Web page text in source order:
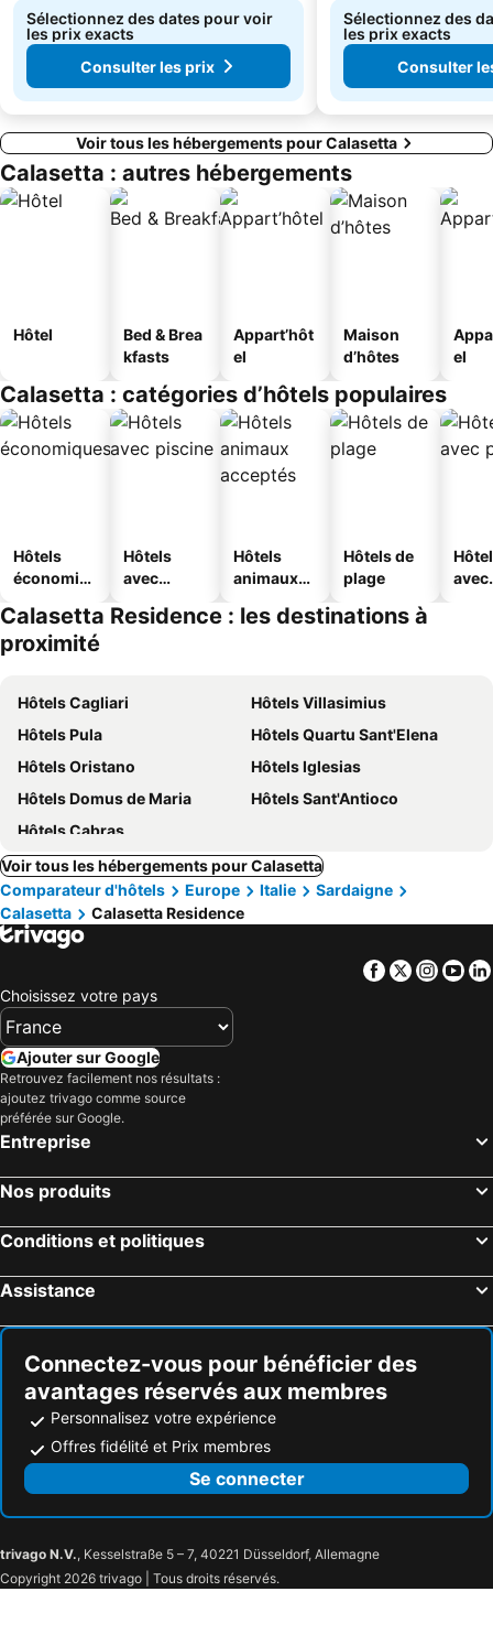
Sélectionnez des dates pour voir
les prix exacts
Consulter les prix
Sélectionnez des
les prix exacts
Consulter
Voir tous les hébergements pour Calasetta
Calasetta : autres hébergements
Hôtel
Bed & Brea
kfasts
Appart’hôt
el
Maison
d’hôtes
el
Calasetta : catégories d’hôtels populaires
Hôtels
économiq
Hôtels
avec
Hôtels
animaux
Hôtels de
plage
avec
Calasetta Residence : les destinations à
proximité
Hôtels Cagliari
Hôtels Villasimius
Hôtels Pula
Hôtels Quartu Sant'Elena
Hôtels Oristano
Hôtels Iglesias
Hôtels Domus de Maria
Hôtels Sant'Antioco
Hôtels Cabras
Voir tous les hébergements pour Calasetta
Comparateur d'hôtels
Europe Italie
Sardaigne
Calasetta
Calasetta Residence
Facebook
Twitter
Choisissez votre pays
Ajouter sur Google
Retrouvez facilement nos résultats :
ajoutez trivago comme source
préférée sur Google.
Entreprise
Nos produits
Conditions et politiques
Assistance
Connectez-vous pour bénéficier des
avantages réservés aux membres
Personnalisez votre expérience
Offres fidélité et Prix membres
Se connecter
trivago N.V., Kesselstraße 5 – 7, 40221 Düsseldorf, Allemagne
Copyright 2026 trivago | Tous droits réservés.